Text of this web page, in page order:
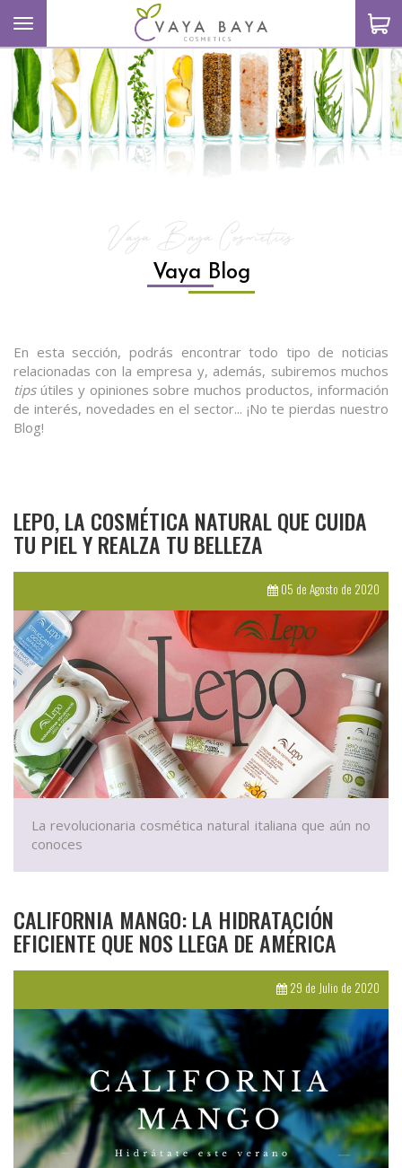
Toggle navigation
Vaya Baya Cosmetics
Vaya Blog
En esta sección, podrás encontrar todo tipo de noticias
relacionadas con la empresa y, además, subiremos muchos
tipsútiles y opiniones sobre muchos productos, información
de interés, novedades en el sector... ¡No te pierdas nuestro
Blog!
LEPO, LA COSMÉTICA NATURAL QUE CUIDA
TU PIEL Y REALZA TU BELLEZA
05 de Agosto de 2020
La revolucionaria cosmética natural italiana que aún no
conoces
CALIFORNIA MANGO: LA HIDRATACIÓN
EFICIENTE QUE NOS LLEGA DE AMÉRICA
29 de Julio de 2020